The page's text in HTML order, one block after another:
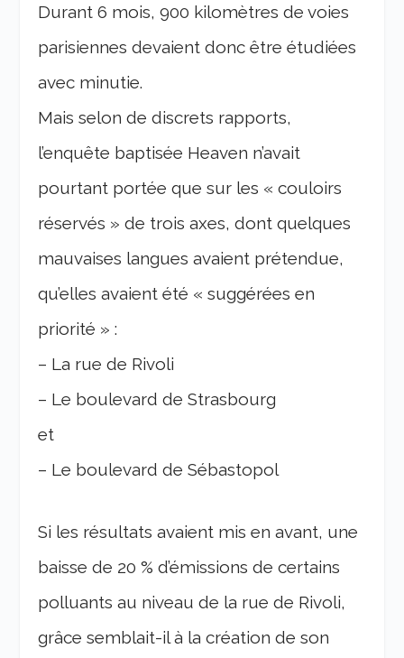
Durant 6 mois, 900 kilomètres de voies
parisiennes devaient donc être étudiées
avec minutie.
Mais selon de discrets rapports,
l’enquête baptisée Heaven n’avait
pourtant portée que sur les « couloirs
réservés » de trois axes, dont quelques
mauvaises langues avaient prétendue,
qu’elles avaient été « suggérées en
priorité » :
– La rue de Rivoli
– Le boulevard de Strasbourg
et
– Le boulevard de Sébastopol
Si les résultats avaient mis en avant, une
baisse de 20 % d’émissions de certains
polluants au niveau de la rue de Rivoli,
grâce semblait-il à la création de son